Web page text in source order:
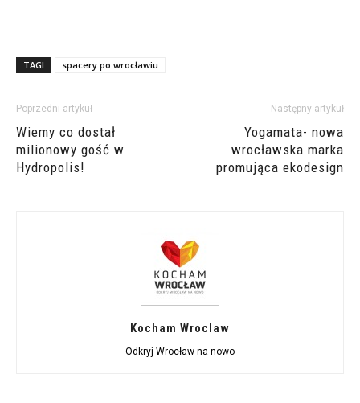
TAGI spacery po wrocławiu
Poprzedni artykuł
Wiemy co dostał
milionowy gość w
Hydropolis!
Następny artykuł
Yogamata- nowa
wrocławska marka
promująca ekodesign
Kocham Wroclaw
Odkryj Wrocław na nowo